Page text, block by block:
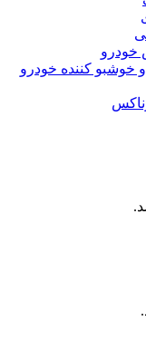
خوشبو کننده خودرو